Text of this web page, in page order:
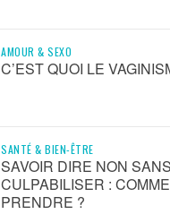
AMOUR & SEXO
C’EST QUOI LE
SANTÉ & BIEN-ÊTRE
SAVOIR DIRE NON SANS
CULPABILISER :
PRENDRE ?